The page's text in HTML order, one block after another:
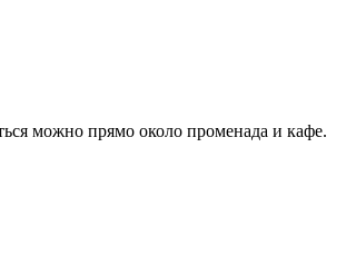
можно прямо около променада и кафе.